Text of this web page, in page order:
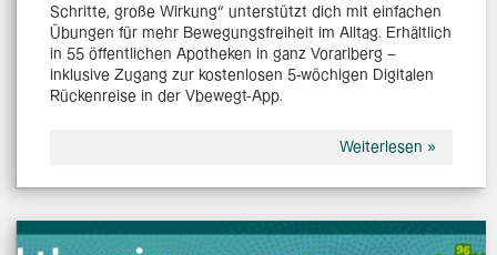
Schritte, große Wirkung“ unterstützt dich mit einfachen
Übungen für mehr Bewegungsfreiheit im Alltag. Erhältlich
in 55 öffentlichen Apotheken in ganz Vorarlberg –
inklusive Zugang zur kostenlosen 5-wöchigen Digitalen
Rückenreise in der Vbewegt-App.
Weiterlesen »